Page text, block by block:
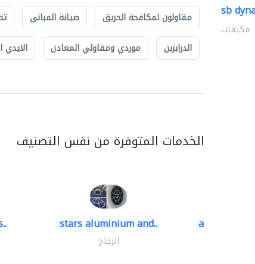
مقاولون لمكافحة الحريق
صيانة المباني
الدرابزين
موردي ومقاولي المعادن الايدي
الخدمات المتوفرة من نفس التصنيف
stars aluminium and..
الزجاج
al barary
sb
مكيفات